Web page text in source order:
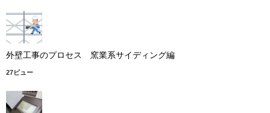
外壁工事のプロセス 窯業系サイディング編
27ビュー